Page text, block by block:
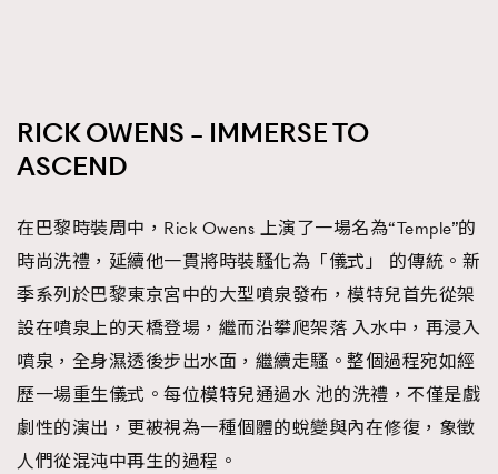
RICK OWENS – IMMERSE TO
ASCEND
在巴黎時裝周中，Rick Owens 上演了一場名為“Temple”的
時尚洗禮，延續他一貫將時裝騷化為「儀式」 的傳統。新
季系列於巴黎東京宮中的大型噴泉發布，模特兒首先從架
設在噴泉上的天橋登場，繼而沿攀爬架落 入水中，再浸入
噴泉，全身濕透後步出水面，繼續走騷。整個過程宛如經
歷一場重生儀式。每位模特兒通過水 池的洗禮，不僅是戲
劇性的演出，更被視為一種個體的蛻變與內在修復，象徵
人們從混沌中再生的過程。